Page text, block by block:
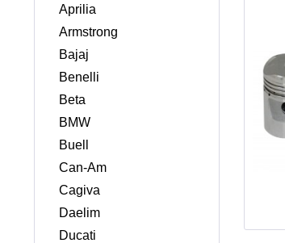
Aprilia
Armstrong
Bajaj
Benelli
Beta
BMW
Buell
Can-Am
Cagiva
Daelim
Ducati